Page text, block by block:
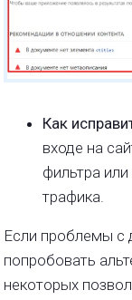
Как
входе на
фильтра
трафика.
Если проблемы с
попробовать
некоторых